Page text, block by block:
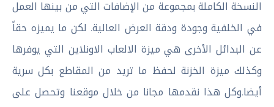
النسخة الكاملة بمجموعة من الإضافات التي من بينها العمل
في الخلفية وجودة ودقة العرض العالية. لكن ما يميزه حقاً
عن البدائل الأخرى هي ميزة الالعاب الاونلاين التي يوفرها
وكذلك ميزة الخزنة لحفظ ما تريد من المقاطع بكل سرية
أيضا.وكل هذا نقدمها مجانا من خلال موقعنا وتحصل على